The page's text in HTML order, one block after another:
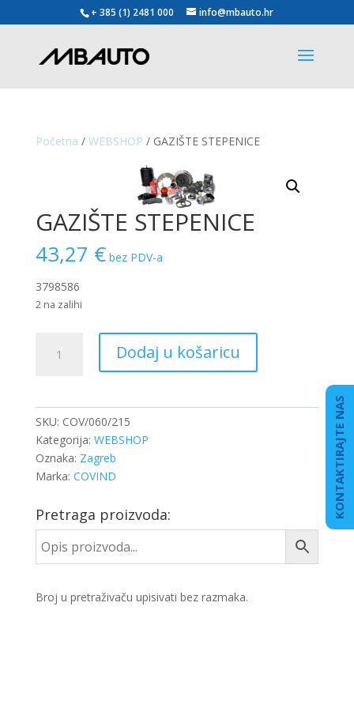
+ 385 (1) 2481 000 info@mbauto.hr
Početna / WEBSHOP / GAZIŠTE STEPENICE
GAZIŠTE STEPENICE
43,27 € bez PDV-a
3798586
2 na zalihi
STEPENICE
Dodaj u košaricu
SKU: COV/060/215
Kategorija: WEBSHOP
Oznaka: Zagreb
Marka: COVIND
Pretraga proizvoda:
Broj u pretraživaču upisivati bez razmaka.
KONTAKTIRAJTE NAS